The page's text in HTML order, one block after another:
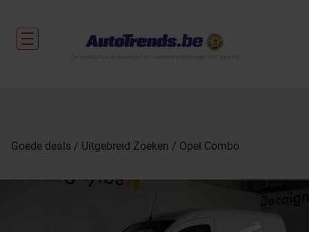
Goede deals Uitgebreid Zoeken Opel Combo